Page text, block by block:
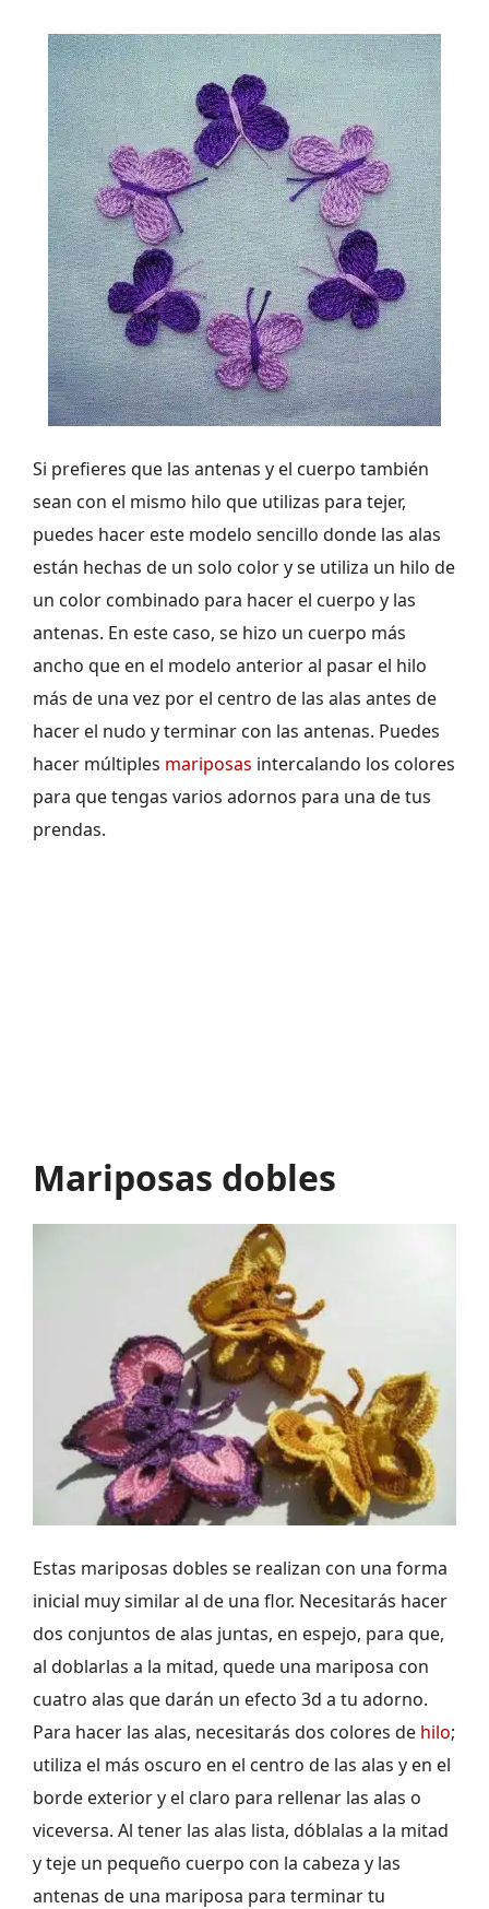
Si prefieres que las antenas y el cuerpo también
sean con el mismo hilo que utilizas para tejer,
puedes hacer este modelo sencillo donde las alas
están hechas de un solo color y se utiliza un hilo de
un color combinado para hacer el cuerpo y las
antenas. En este caso, se hizo un cuerpo más
ancho que en el modelo anterior al pasar el hilo
más de una vez por el centro de las alas antes de
hacer el nudo y terminar con las antenas. Puedes
hacer múltiples mariposas intercalando los colores
para que tengas varios adornos para una de tus
prendas.
Mariposas dobles
Estas mariposas dobles se realizan con una forma
inicial muy similar al de una flor. Necesitarás hacer
dos conjuntos de alas juntas, en espejo, para que,
al doblarlas a la mitad, quede una mariposa con
cuatro alas que darán un efecto 3d a tu adorno.
Para hacer las alas, necesitarás dos colores de hilo;
utiliza el más oscuro en el centro de las alas y en el
borde exterior y el claro para rellenar las alas o
viceversa. Al tener las alas lista, dóblalas a la mitad
y teje un pequeño cuerpo con la cabeza y las
antenas de una mariposa para terminar tu